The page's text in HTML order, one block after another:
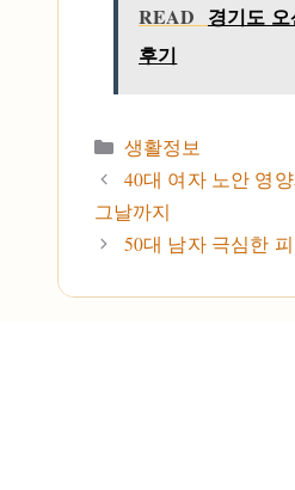
READ 경기도
후기
카테고리
생활정보
40대 여자 노안 영
그날까지
50대 남자 극심한